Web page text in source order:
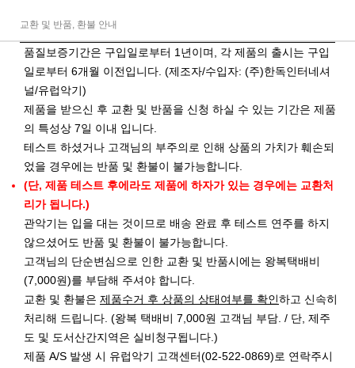
교환 및 반품, 환불 안내
품질보증기간은 구입일로부터 1년이며, 각 제품의 출시는 구입
일로부터 6개월 이전입니다. (제조자/수입자: (주)한독인터네셔
널/유럽악기)
제품을 받으신 후 교환 및 반품을 신청 하실 수 있는 기간은 제품
의 특성상 7일 이내 입니다.
테스트 하셨거나 고객님의 부주의로 인해 상품의 가치가 훼손되
었을 경우에는 반품 및 환불이 불가능합니다.
(단, 제품 테스트 후에라도 제품에 하자가 있는 경우에는 교환처
리가 됩니다.)
관악기는 입을 대는 것이므로 배송 완료 후 테스트 연주를 하지
않으셨어도 반품 및 환불이 불가능합니다.
고객님의 단순변심으로 인한 교환 및 반품시에는 왕복택배비
(7,000원)를 부담해 주셔야 합니다.
교환 및 환불은 제품수거 후 상품의 상태여부를 확인하고 신속히
처리해 드립니다. (왕복 택배비 7,000원 고객님 부담. / 단, 제주
도 및 도서산간지역은 실비청구됩니다.)
제품 A/S 발생 시 유럽악기 고객센터(02-522-0869)로 연락주시